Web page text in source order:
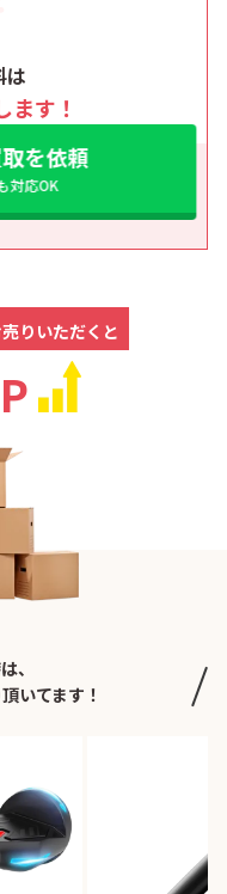
は
す！
を依頼
対応OK
りいただくと
、
いてます！